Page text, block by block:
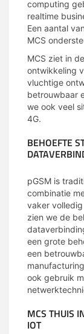
computing
realtime
Een aantal
MCS
MCS ziet in
ontwikkeling
vluchtige
betrouwbaar
we ook veel
4G.
BEHOEFTE
pGSM is
combinatie
vaker
zien we de
een grote
een
ook gebruik
MCS THUIS
IOT